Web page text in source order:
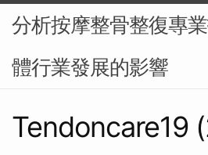
分析按摩整骨整復專
體行業發展的影響
Tendoncare19